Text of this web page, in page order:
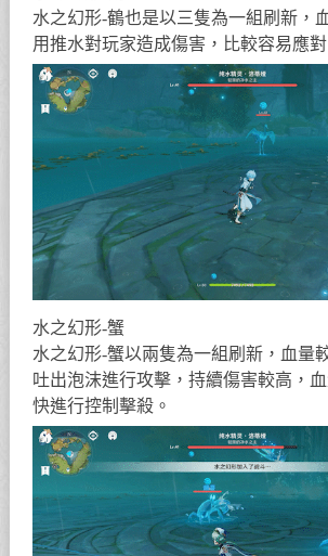
水之幻形-鶴也是以三隻為一組刷新，
用推水對玩家造成傷害，比較容易應對
水之幻形-蟹
水之幻形-蟹以兩隻為一組刷新，血量
吐出泡沫進行攻擊，持續傷害較高，
快進行控制擊殺。